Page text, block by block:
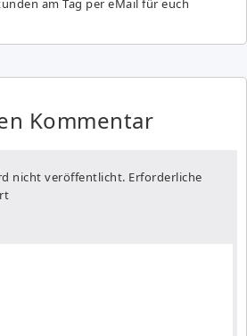
am Tag per eMail für euch
Kommentar
nicht veröffentlicht. Erforderliche